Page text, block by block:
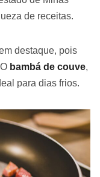
de receitas.
destaque, pois
bambá de couve,
para dias frios.